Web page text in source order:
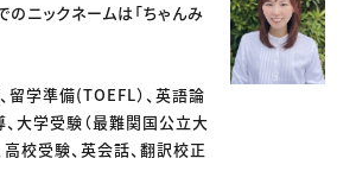
のニックネームは「ちゃんみ
留学準備(TOEFL）、英語論
、大学受験（最難関国公立大
校受験、英会話、翻訳校正